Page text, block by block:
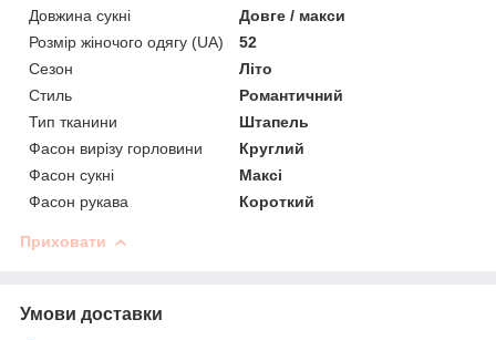
Довжина сукні
Довге / макси
Розмір жіночого одягу (UA)
52
Сезон
Літо
Стиль
Романтичний
Тип тканини
Штапель
Фасон вирізу горловини
Круглий
Фасон сукні
Максі
Фасон рукава
Короткий
Приховати
Умови доставки